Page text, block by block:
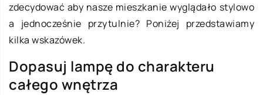
zdecydować aby nasze mieszkanie wyglądało stylowo
a jednocześnie przytulnie? Poniżej przedstawiamy
kilka wskazówek.
Dopasuj lampę do charakteru
całego wnętrza